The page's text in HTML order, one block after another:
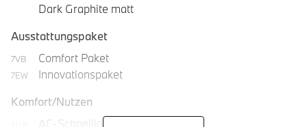
Dark Graphite matt
Ausstattungspaket
7VB Comfort Paket
7EW
Innovationspaket
Komfort/Nutzen
AC-Schnellladen